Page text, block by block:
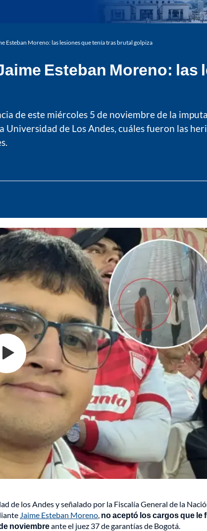
Esteban Moreno: las lesiones que tenía tras brutal golpiza
Esteban Moreno:
de este miércoles 5 de noviembre de la
de Los Andes, cuáles fueron las
de los Andes y señalado por la Fiscalía General de la
Jaime Esteban Moreno, no aceptó los cargos que le
noviembreante el juez 37 de garantías de Bogotá.